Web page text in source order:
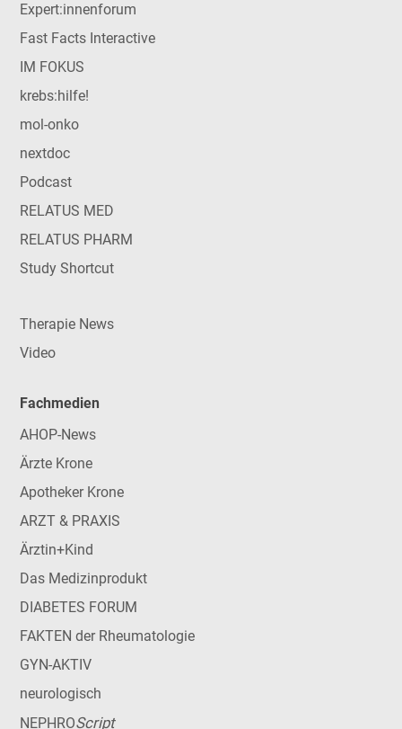
Expert:innenforum
Fast Facts Interactive
IM FOKUS
krebs:hilfe!
mol-onko
nextdoc
Podcast
RELATUS MED
RELATUS PHARM
Study Shortcut
Therapie News
Video
Fachmedien
AHOP-News
Ärzte Krone
Apotheker Krone
ARZT & PRAXIS
Ärztin+Kind
Das Medizinprodukt
DIABETES FORUM
FAKTEN der Rheumatologie
GYN-AKTIV
neurologisch
NEPHROScript